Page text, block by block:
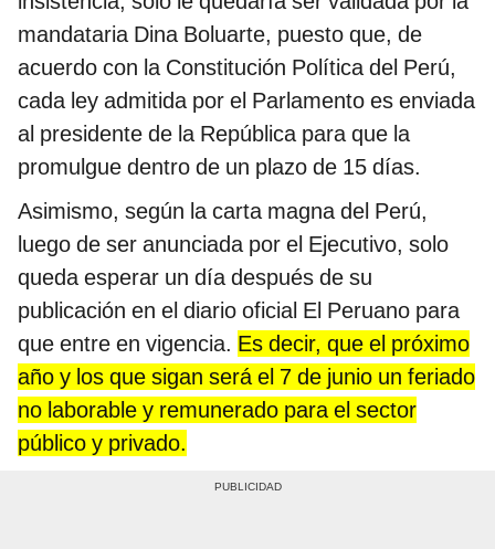
mandataria Dina Boluarte, puesto que, de
acuerdo con la Constitución Política del Perú,
cada ley admitida por el Parlamento es enviada
al presidente de la República para que la
promulgue dentro de un plazo de 15 días.
Asimismo, según la carta magna del Perú,
luego de ser anunciada por el Ejecutivo, solo
queda esperar un día después de su
publicación en el diario oficial El Peruano para
que entre en vigencia. Es decir, que el próximo
año y los que sigan será el 7 de junio un feriado
no laborable y remunerado para el sector
público y privado.